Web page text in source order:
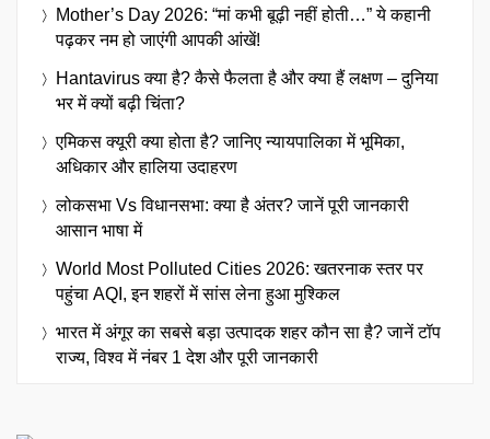
Mother’s Day 2026: “मां कभी बूढ़ी नहीं होती…” ये कहानी
पढ़कर नम हो जाएंगी आपकी आंखें!
Hantavirus क्या है? कैसे फैलता है और क्या हैं लक्षण – दुनिया
भर में क्यों बढ़ी चिंता?
एमिकस क्यूरी क्या होता है? जानिए न्यायपालिका में भूमिका,
अधिकार और हालिया उदाहरण
लोकसभा Vs विधानसभा: क्या है अंतर? जानें पूरी जानकारी
आसान भाषा में
World Most Polluted Cities 2026: खतरनाक स्तर पर
पहुंचा AQI, इन शहरों में सांस लेना हुआ मुश्किल
भारत में अंगूर का सबसे बड़ा उत्पादक शहर कौन सा है? जानें टॉप
राज्य, विश्व में नंबर 1 देश और पूरी जानकारी